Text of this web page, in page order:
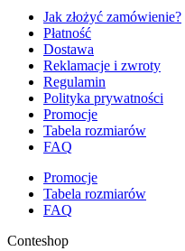
Jak złożyć zamówienie?
Płatność
Dostawa
Reklamacje i zwroty
Regulamin
Polityka prywatności
Promocje
Tabela rozmiarów
FAQ
Promocje
Tabela rozmiarów
FAQ
Conteshop